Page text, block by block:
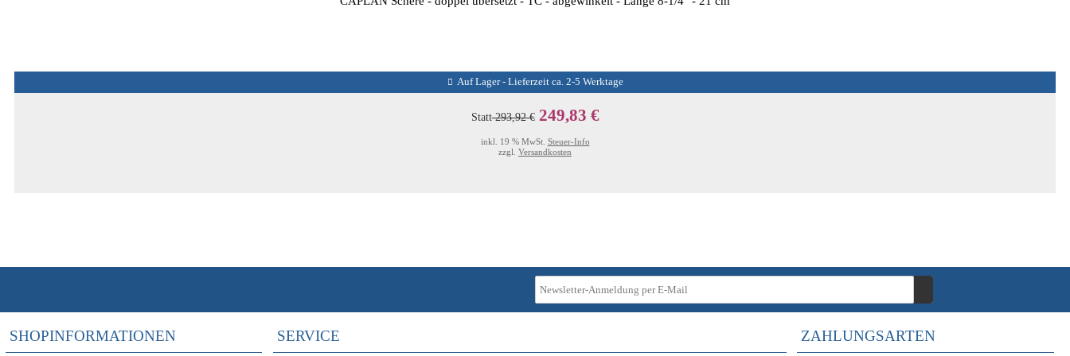
Auf Lager - Lieferzeit ca. 2-5 Werktage
Statt293,92 € 249,83 €
inkl. 19 % MwSt. Steuer-Info
zzgl. Versandkosten
SHOPINFORMATIONEN SERVICE ZAHLUNGSARTEN